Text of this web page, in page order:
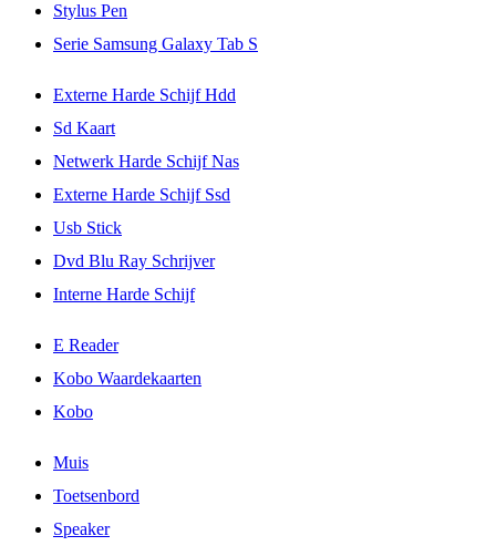
Stylus Pen
Serie Samsung Galaxy Tab S
Externe Harde Schijf Hdd
Sd Kaart
Netwerk Harde Schijf Nas
Externe Harde Schijf Ssd
Usb Stick
Dvd Blu Ray Schrijver
Interne Harde Schijf
E Reader
Kobo Waardekaarten
Kobo
Muis
Toetsenbord
Speaker